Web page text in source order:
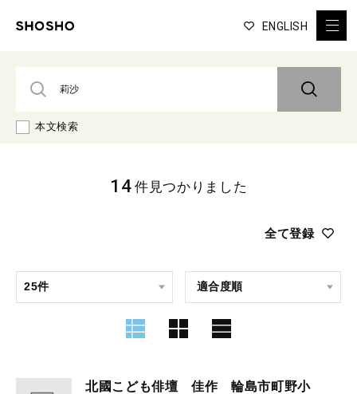
ENGLISH
本文検索
全て登録
14 件見つかりました
北國こども俳壇 佳作 輪島市町野小